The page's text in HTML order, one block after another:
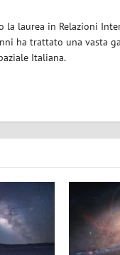
la laurea in Relazioni
ha trattato una vasta
Italiana.